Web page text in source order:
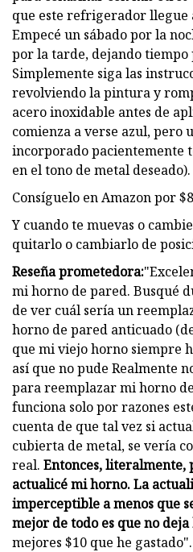
que este refrigerador llegue
Empecé un sábado por la
por la tarde, dejando tiempo
Simplemente siga las
revolviendo la pintura y
acero inoxidable antes de
comienza a verse azul, pero
incorporado pacientemente
en el tono de metal
Consíguelo en Amazon por
Y cuando te muevas o
quitarlo o cambiarlo de
Reseña prometedora:
mi horno de pared. Busqué
de ver cuál sería un
horno de pared anticuado
que mi viejo horno siempre
así que no pude Realmente
para reemplazar mi horno
funciona solo por razones
cuenta de que tal vez si
cubierta de metal, se vería
real. Entonces, literalmente,
actualicé mi horno. La
imperceptible a menos que
mejor de todo es que no
mejores $10 que he